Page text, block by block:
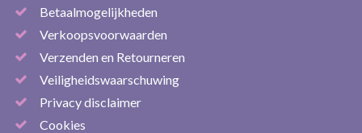
Betaalmogelijkheden
Verkoopsvoorwaarden
Verzenden en Retourneren
Veiligheidswaarschuwing
Privacy disclaimer
Cookies